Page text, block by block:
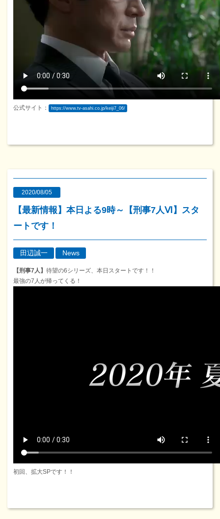
公式サイト： https://www.tv-asahi.co.jp/keiji7_06/
2020/08/05
【最新情報】本日よる9時～【刑事7人Ⅵ】スタ
ートです！
田辺誠一 News
【刑事7人】 待望の6シリーズ、本日スタートです！！
最強の7人が帰ってくる！
初回、拡大SPです！！